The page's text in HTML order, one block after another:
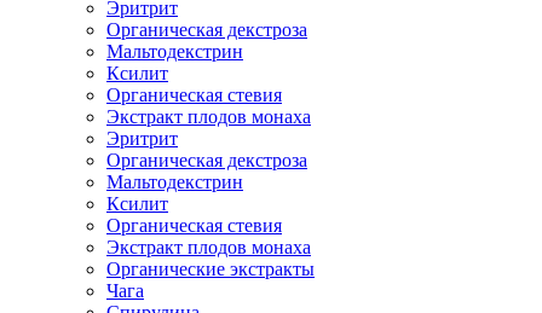
Эритрит
Органическая декстроза
Мальтодекстрин
Ксилит
Органическая стевия
Экстракт плодов монаха
Эритрит
Органическая декстроза
Мальтодекстрин
Ксилит
Органическая стевия
Экстракт плодов монаха
Органические экстракты
Чага